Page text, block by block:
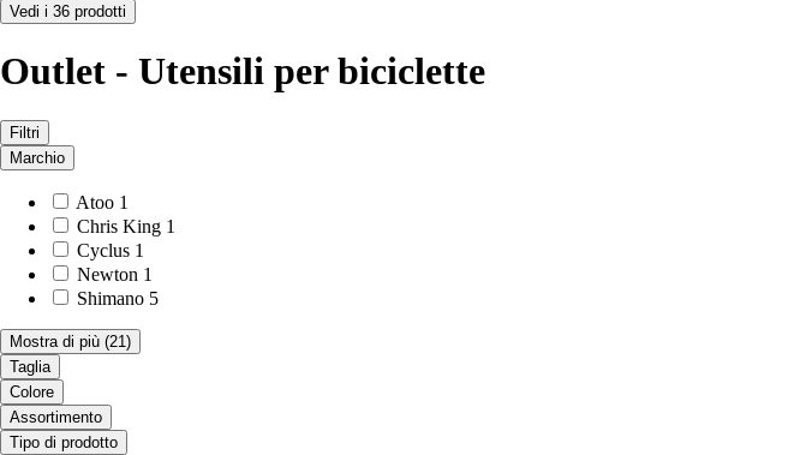
Vedi i 36 prodotti
Outlet - Utensili per biciclette
Filtri
Marchio
Atoo 1
Chris King 1
Cyclus 1
Newton 1
Shimano 5
Mostra di più (21)
Taglia
Colore
Assortimento
Tipo di prodotto